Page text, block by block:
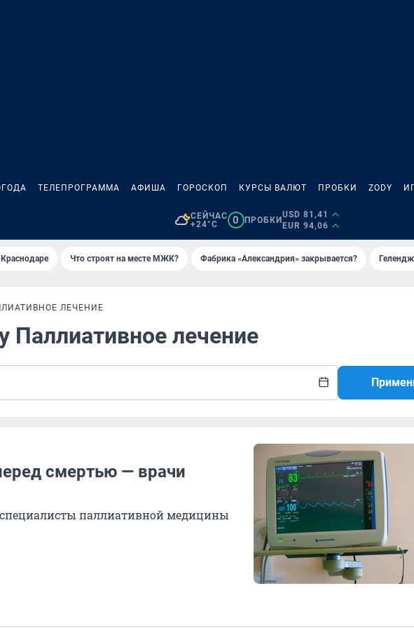
ТЕЛЕПРОГРАММА АФИША ГОРОСКОП КУРСЫ ВАЛЮТ ПРОБКИ ZODY
СЕЙЧАС
+24°C
0 ПРОБКИ
USD 81,41
EUR 94,06
Что строят на месте МЖК? Фабрика «Александрия» закрывается?
ЛЕЧЕНИЕ
Паллиативное лечение
смертью — врачи
паллиативной медицины